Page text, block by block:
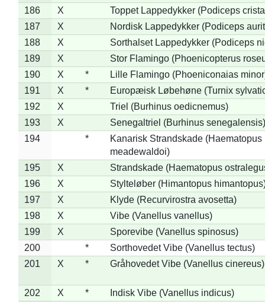
186
X
Toppet Lappedykker (Podiceps
187
X
Nordisk Lappedykker (Podiceps
188
X
Sorthalset Lappedykker (Podiceps
189
X
Stor Flamingo (Phoenicopterus
190
X *
Lille Flamingo (Phoeniconaias
191
X *
Europæisk Løbehøne (Turnix
192
X
Triel (Burhinus oedicnemus)
193
X
Senegaltriel (Burhinus senegalensis)
194
*
Kanarisk Strandskade (Haematopus
meadewaldoi)
195
X
Strandskade (Haematopus
196
X
Stylteløber (Himantopus
197
X
Klyde (Recurvirostra avosetta)
198
X
Vibe (Vanellus vanellus)
199
X
Sporevibe (Vanellus spinosus)
200
*
Sorthovedet Vibe (Vanellus tectus)
201
X * Gråhovedet Vibe (Vanellus cinereus)
202 X *
Indisk Vibe (Vanellus indicus)